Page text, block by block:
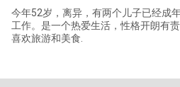
今年52岁，离异，有两个儿子已经成
工作。是一个热爱生活，性格开朗有
喜欢旅游和美食.